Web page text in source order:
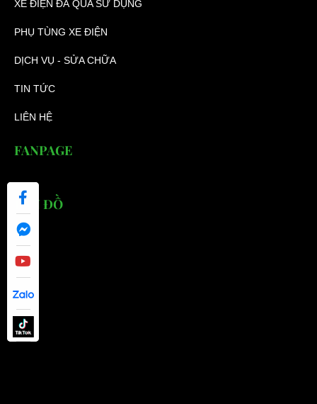
XE ĐIỆN ĐÃ QUA SỬ DỤNG
PHỤ TÙNG XE ĐIỆN
DỊCH VỤ - SỬA CHỮA
TIN TỨC
LIÊN HỆ
FANPAGE
BẢN ĐỒ